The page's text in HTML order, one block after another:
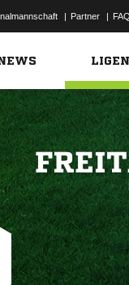
| Partner |
LIGEN